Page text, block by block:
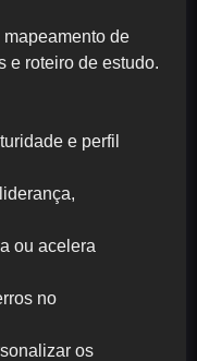
mapeamento de
e roteiro de estudo.
e perfil
ou acelera
no
os